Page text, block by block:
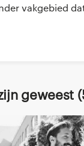
vakgebied
geweest (